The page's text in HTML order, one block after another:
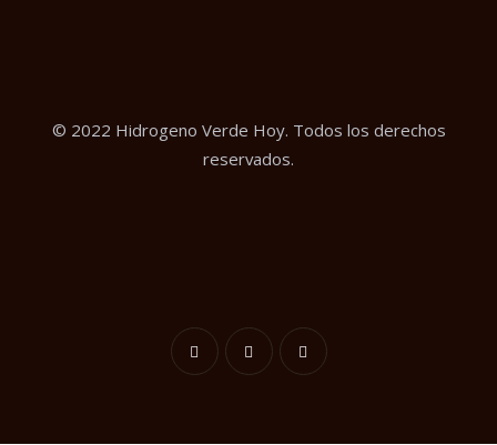
© 2022 Hidrogeno Verde Hoy. Todos los derechos
reservados.